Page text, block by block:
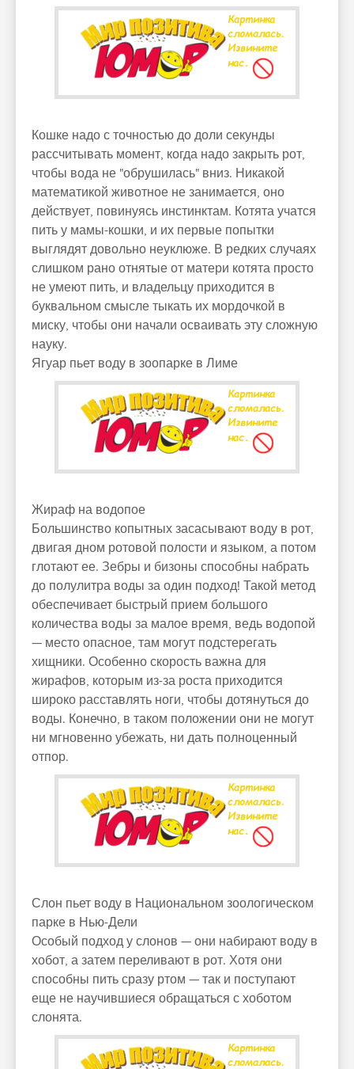
Кошке надо с точностью до доли секунды
рассчитывать момент, когда надо закрыть рот,
чтобы вода не "обрушилась" вниз. Никакой
математикой животное не занимается, оно
действует, повинуясь инстинктам. Котята учатся
пить у мамы-кошки, и их первые попытки
выглядят довольно неуклюже. В редких случаях
слишком рано отнятые от матери котята просто
не умеют пить, и владельцу приходится в
буквальном смысле тыкать их мордочкой в
миску, чтобы они начали осваивать эту сложную
науку.
Ягуар пьет воду в зоопарке в Лиме
Жираф на водопое
Большинство копытных засасывают воду в рот,
двигая дном ротовой полости и языком, а потом
глотают ее. Зебры и бизоны способны набрать
до полулитра воды за один подход! Такой метод
обеспечивает быстрый прием большого
количества воды за малое время, ведь водопой
— место опасное, там могут подстерегать
хищники. Особенно скорость важна для
жирафов, которым из-за роста приходится
широко расставлять ноги, чтобы дотянуться до
воды. Конечно, в таком положении они не могут
ни мгновенно убежать, ни дать полноценный
отпор.
Слон пьет воду в Национальном зоологическом
парке в Нью-Дели
Особый подход у слонов — они набирают воду в
хобот, а затем переливают в рот. Хотя они
способны пить сразу ртом — так и поступают
еще не научившиеся обращаться с хоботом
слонята.